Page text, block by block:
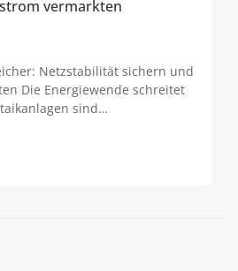
vermarkten
Netzstabilität sichern und
Die Energiewende schreitet
sind…